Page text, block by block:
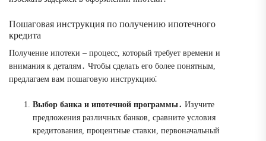
Пошаговая инструкция по получению ипотечного
кредита
Получение ипотеки – процесс, который требует времени и
внимания к деталям․ Чтобы сделать его более понятным,
предлагаем вам пошаговую инструкцию⁚
Выбор банка и ипотечной программы․ Изучите
предложения различных банков, сравните условия
кредитования, процентные ставки, первоначальный